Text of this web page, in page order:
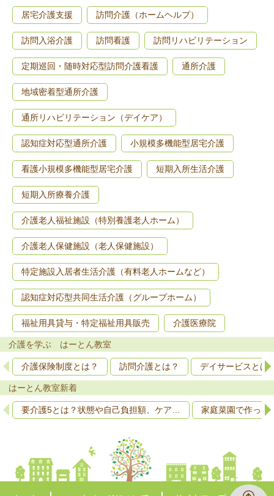
居宅介護支援 訪問介護（ホームヘルプ）
訪問入浴介護 訪問看護 訪問リハビリテーション
定期巡回・随時対応型訪問介護看護 通所介護
地域密着型通所介護
通所リハビリテーション（デイケア）
認知症対応型通所介護 小規模多機能型居宅介護
看護小規模多機能型居宅介護 短期入所生活介護
短期入所療養介護
介護老人福祉施設（特別養護老人ホーム）
介護老人保健施設（老人保健施設）
特定施設入居者生活介護（有料老人ホームなど）
認知症対応型共同生活介護（グループホーム）
福祉用具貸与・特定福祉用具販売 介護医療院
介護を学ぶ はーとん教室
介護保険制度とは？ 訪問介護とは？ デイサービスとは
はーとん教室新着
要介護5とは？状態や自己負担額、ケア… 家庭菜園で作っ